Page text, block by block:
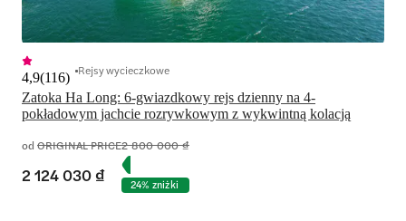
Zatoka Ha Long: 6-gwiazdkowy rejs dzienny na 4-
pokładowym jachcie rozrywkowym z wykwintną kolacją
4,9(116) Rejsy wycieczkowe
od ORIGINAL PRICE2 800 000 ₫
2 124 030 ₫ 24% zniżki